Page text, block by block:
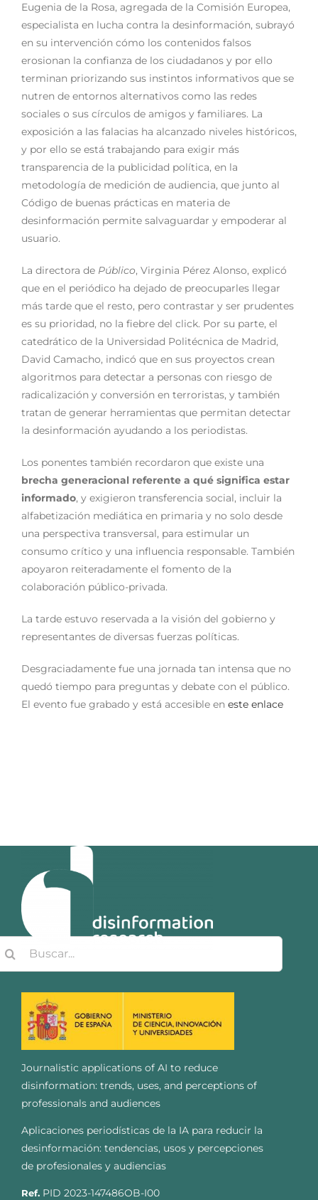
Eugenia de la Rosa, agregada de la Comisión Europea,
especialista en lucha contra la desinformación, subrayó
en su intervención cómo los contenidos falsos
erosionan la confianza de los ciudadanos y por ello
terminan priorizando sus instintos informativos que se
nutren de entornos alternativos como las redes
sociales o sus círculos de amigos y familiares. La
exposición a las falacias ha alcanzado niveles históricos,
y por ello se está trabajando para exigir más
transparencia de la publicidad política, en la
metodología de medición de audiencia, que junto al
Código de buenas prácticas en materia de
desinformación permite salvaguardar y empoderar al
usuario.
La directora de Público, Virginia Pérez Alonso, explicó
que en el periódico ha dejado de preocuparles llegar
más tarde que el resto, pero contrastar y ser prudentes
es su prioridad, no la fiebre del click. Por su parte, el
catedrático de la Universidad Politécnica de Madrid,
David Camacho, indicó que en sus proyectos crean
algoritmos para detectar a personas con riesgo de
radicalización y conversión en terroristas, y también
tratan de generar herramientas que permitan detectar
la desinformación ayudando a los periodistas.
Los ponentes también recordaron que existe una
brecha generacional referente a qué significa estar
informado, y exigieron transferencia social, incluir la
alfabetización mediática en primaria y no solo desde
una perspectiva transversal, para estimular un
consumo crítico y una influencia responsable. También
apoyaron reiteradamente el fomento de la
colaboración público-privada.
La tarde estuvo reservada a la visión del gobierno y
representantes de diversas fuerzas políticas.
Desgraciadamente fue una jornada tan intensa que no
quedó tiempo para preguntas y debate con el público.
El evento fue grabado y está accesible en este enlace
Journalistic applications of AI to reduce
disinformation: trends, uses, and perceptions of
professionals and audiences
Aplicaciones periodísticas de la IA para reducir la
desinformación: tendencias, usos y percepciones
de profesionales y audiencias
Ref. PID 2023-147486OB-I00